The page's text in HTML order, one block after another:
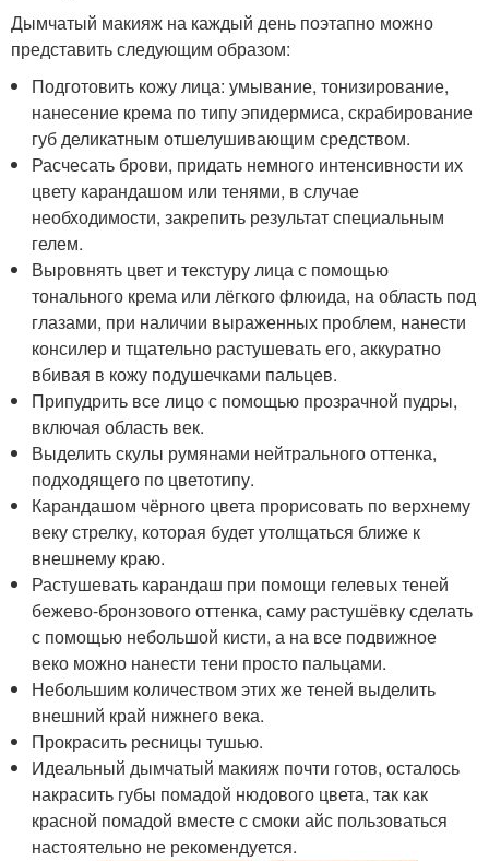
Дымчатый макияж на каждый день поэтапно можно
представить следующим образом:
Подготовить кожу лица: умывание, тонизирование,
нанесение крема по типу эпидермиса, скрабирование
губ деликатным отшелушивающим средством.
Расчесать брови, придать немного интенсивности их
цвету карандашом или тенями, в случае
необходимости, закрепить результат специальным
гелем.
Выровнять цвет и текстуру лица с помощью
тонального крема или лёгкого флюида, на область под
глазами, при наличии выраженных проблем, нанести
консилер и тщательно растушевать его, аккуратно
вбивая в кожу подушечками пальцев.
Припудрить все лицо с помощью прозрачной пудры,
включая область век.
Выделить скулы румянами нейтрального оттенка,
подходящего по цветотипу.
Карандашом чёрного цвета прорисовать по верхнему
веку стрелку, которая будет утолщаться ближе к
внешнему краю.
Растушевать карандаш при помощи гелевых теней
бежево-бронзового оттенка, саму растушёвку сделать
с помощью небольшой кисти, а на все подвижное
веко можно нанести тени просто пальцами.
Небольшим количеством этих же теней выделить
внешний край нижнего века.
Прокрасить ресницы тушью.
Идеальный дымчатый макияж почти готов, осталось
накрасить губы помадой нюдового цвета, так как
красной помадой вместе с смоки айс пользоваться
настоятельно не рекомендуется.